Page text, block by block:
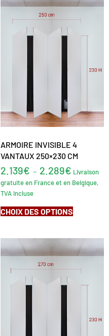
ARMOIRE INVISIBLE 4
VANTAUX 250×230 CM
2.139€ – 2.289€ Livraison
gratuite en France et en Belgique,
TVA incluse
CHOIX DES OPTIONS